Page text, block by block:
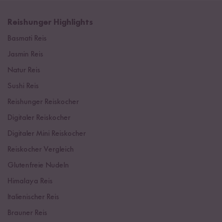
Reishunger Highlights
Basmati Reis
Jasmin Reis
Natur Reis
Sushi Reis
Reishunger Reiskocher
Digitaler Reiskocher
Digitaler Mini Reiskocher
Reiskocher Vergleich
Glutenfreie Nudeln
Himalaya Reis
Italienischer Reis
Brauner Reis